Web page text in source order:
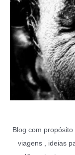
Blog com
viagens , ideias